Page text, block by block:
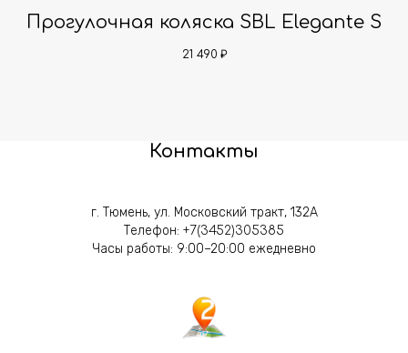
Прогулочная коляска SBL Elegante S
21 490 ₽
Контакты
г. Тюмень, ул. Московский тракт, 132А
Телефон: +7(3452)305385
Часы работы: 9:00–20:00 ежедневно